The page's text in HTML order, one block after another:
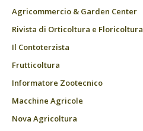
Agricommercio & Garden Center
Rivista di Orticoltura e Floricoltura
Il Contoterzista
Frutticoltura
Informatore Zootecnico
Macchine Agricole
Nova Agricoltura